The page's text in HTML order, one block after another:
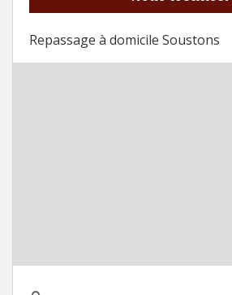
Repassage à domicile Soustons